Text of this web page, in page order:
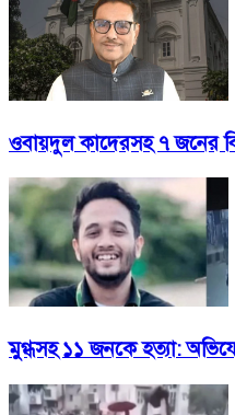
ওবায়দুল কাদেরসহ ৭ জনের
মুগ্ধসহ ১১ জনকে হত্যা: